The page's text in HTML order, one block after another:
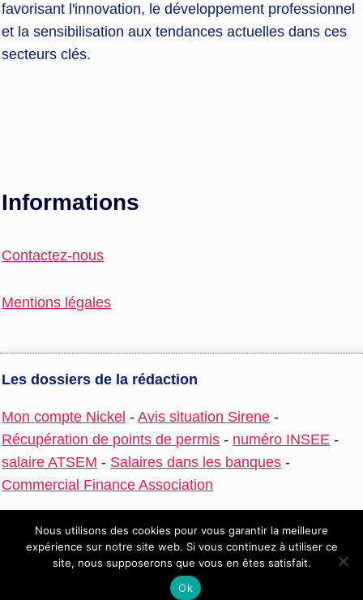
favorisant l'innovation, le développement professionnel
et la sensibilisation aux tendances actuelles dans ces
secteurs clés.
Informations
Contactez-nous
Mentions légales
Les dossiers de la rédaction
Mon compte Nickel -Avis situation Sirene -
Récupération de points de permis - numéro INSEE -
salaire ATSEM - Salaires dans les banques -
Commercial Finance Association
© 2026 Interfaces
Nous utilisons des cookies pour vous garantir la meilleure
expérience sur notre site web. Si vous continuez à utiliser ce
site, nous supposerons que vous en êtes satisfait.
Ok